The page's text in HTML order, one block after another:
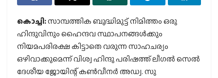
കൊച്ചി:സാമ്പത്തിക ബുദ്ധിമുട്ട് നിമിത്തം ഒരു
ഹിന്ദുവിനും ഹൈന്ദവ സ്ഥാപനങ്ങള്‍ക്കും
നിയമപരിരക്ഷ കിട്ടാതെ വരുന്ന സാഹചര്യം
ഒഴിവാക്കുമെന്ന് വിശ്വ ഹിന്ദു പരിഷത്ത് ലീഗല്‍ സെല്‍
ദേശീയ ജോയിന്റ് കണ്‍വീനര്‍ അഡ്വ. സു